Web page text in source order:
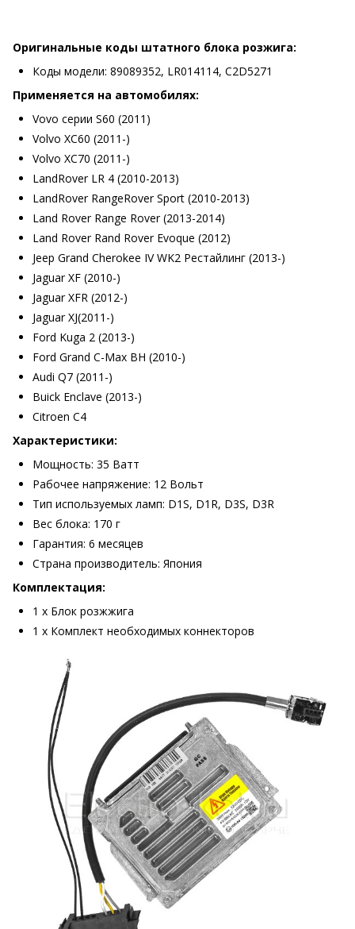
Оригинальные коды штатного блока розжига:
Коды модели: 89089352, LR014114, C2D5271
Применяется на автомобилях:
Vovo серии S60 (2011)
Volvo XC60 (2011-)
Volvo XC70 (2011-)
LandRover LR 4 (2010-2013)
LandRover RangeRover Sport (2010-2013)
Land Rover Range Rover (2013-2014)
Land Rover Rand Rover Evoque (2012)
Jeep Grand Cherokee IV WK2 Рестайлинг (2013-)
Jaguar XF (2010-)
Jaguar XFR (2012-)
Jaguar XJ(2011-)
Ford Kuga 2 (2013-)
Ford Grand C-Max BH (2010-)
Audi Q7 (2011-)
Buick Enclave (2013-)
Citroen C4
Характеристики:
Мощность: 35 Ватт
Рабочее напряжение: 12 Вольт
Тип используемых ламп: D1S, D1R, D3S, D3R
Вес блока: 170 г
Гарантия: 6 месяцев
Страна производитель: Япония
Комплектация:
1 х Блок розжжига
1 х Комплект необходимых коннекторов